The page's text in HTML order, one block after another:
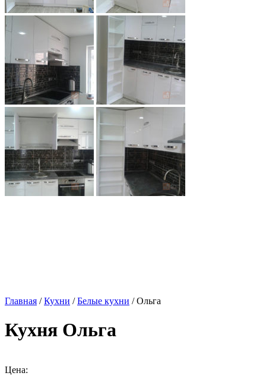
Главная /Кухни /Белые кухни / Ольга
Кухня Ольга
Цена: